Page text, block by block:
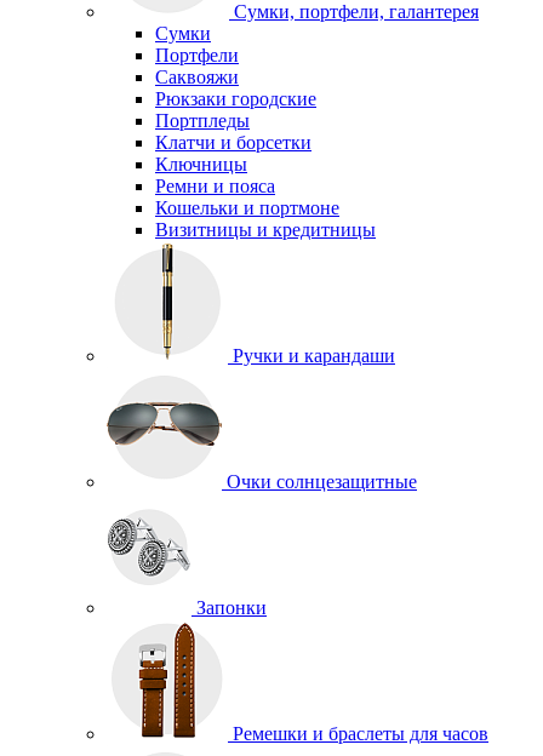
Сумки, портфели, галантерея
Сумки
Портфели
Саквояжи
Рюкзаки городские
Портпледы
Клатчи и борсетки
Ключницы
Ремни и пояса
Кошельки и портмоне
Визитницы и кредитницы
Ручки и карандаши
Очки солнцезащитные
Запонки
Ремешки и браслеты для часов